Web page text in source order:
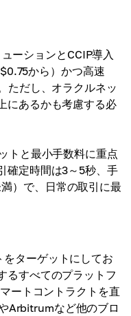
ーションとCCIP導入
から）かつ高速
ただし、オラクルネッ
にあるかも考慮する必
トと最小手数料に重点
確定時間は3～5秒、手
）で、日常の取引に最
ターゲットにしてお
るすべてのプラットフ
ートコントラクトを直
Arbitrumなど他のブロ